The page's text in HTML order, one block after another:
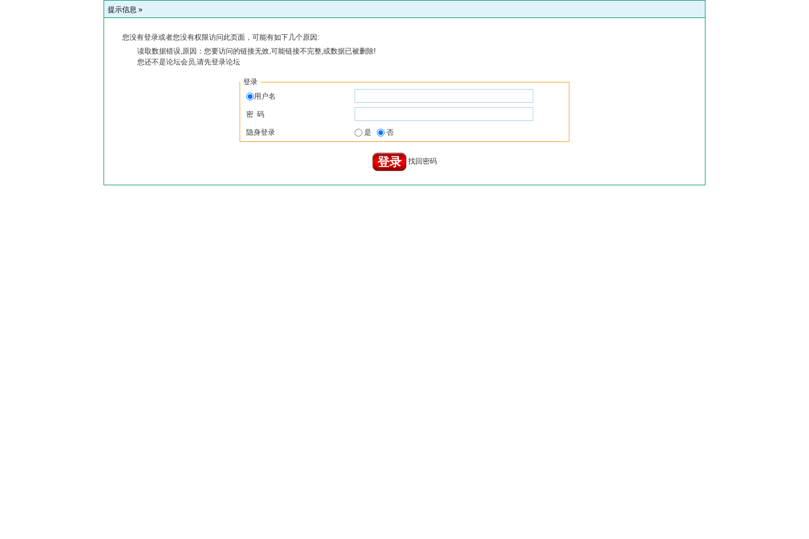
提示信息 »
您没有登录或者您没有权限访问此页面，可能有如下几个原因:
读取数据错误,原因：您要访问的链接无效,可能链接不完整,或数据已被删除!
您还不是论坛会员,请先登录论坛
登录
用户名
密 码
隐身登录 是 否
找回密码